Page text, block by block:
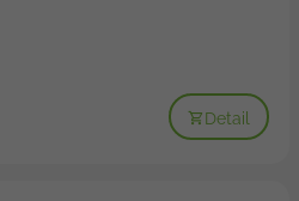
Detail